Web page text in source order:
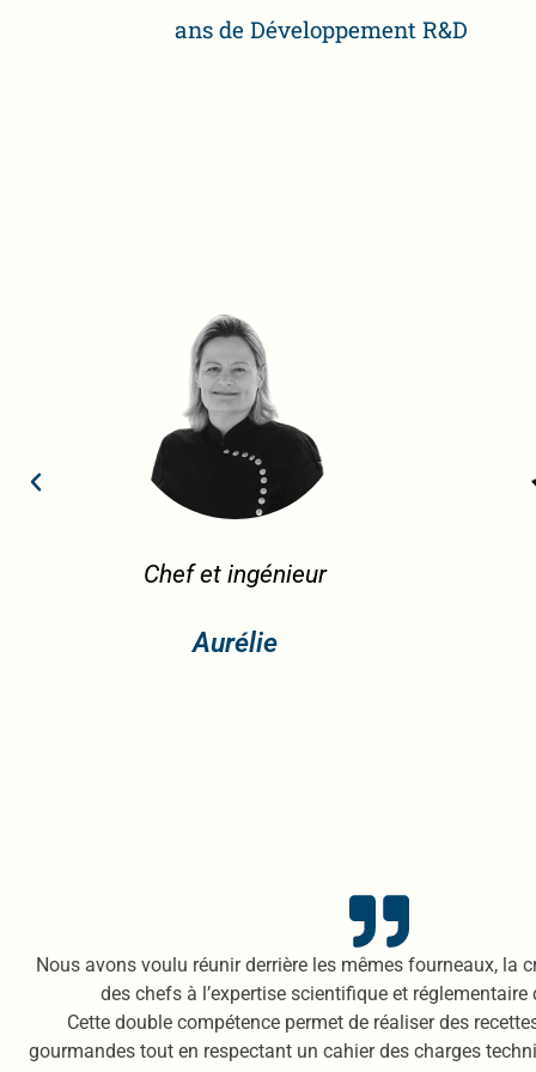
ans de Développement R&D
Chef
Etienne
Nous avons voulu réunir derrière les mêmes fourneaux, la
des chefs à l’expertise scientifique et réglementaire
Cette double compétence permet de réaliser des
gourmandes tout en respectant un cahier des charges